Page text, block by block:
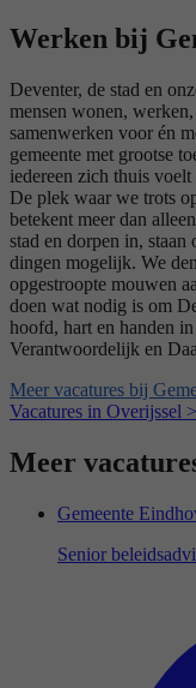
Werken bij
Deventer, de stad en
mensen wonen,
samenwerken voor én
gemeente met grootse
iedereen zich thuis
De plek waar we trots
betekent meer dan
stad en dorpen in, staan
dingen mogelijk. We
opgestroopte mouwen
doen wat nodig is om
hoofd, hart en handen
Verantwoordelijk en
Meer vacatures bij
Vacatures in Overijssel >
Meer
Gemeente
Senior